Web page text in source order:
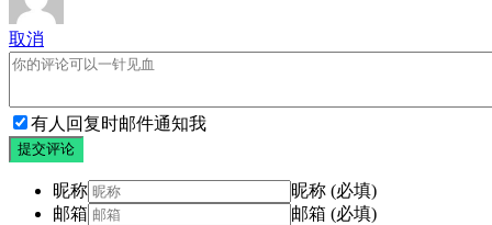
取消
有人回复时邮件通知我
提交评论
昵称
昵称 (必填)
邮箱
邮箱 (必填)